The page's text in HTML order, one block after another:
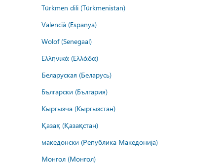
Türkmen dili (Türkmenistan)
Valencià (Espanya)
Wolof (Senegaal)
Ελληνικά (Ελλάδα)
Беларуская (Беларусь)
Български (България)
Кыргызча (Кыргызстан)
Қазақ (Қазақстан)
македонски (Република Македонија)
Монгол (Монгол)